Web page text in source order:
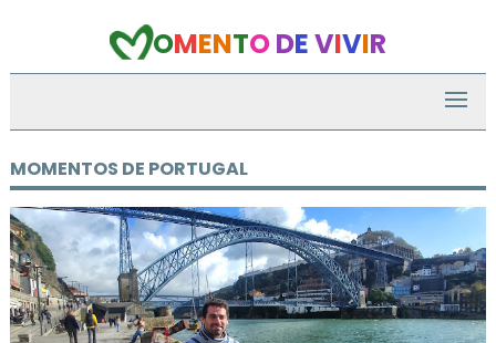
OMENTODEVIVIR
MOMENTOS DE PORTUGAL